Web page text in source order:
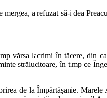
a refuzat să-i dea
vărsa lacrimi în tăcere, din
strălucitoare, în timp ce
de la Împărtăşanie.